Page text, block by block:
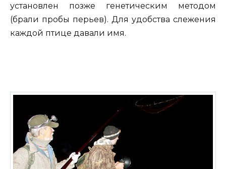
установлен позже генетическим методом
(брали пробы перьев). Для удобства слежения
каждой птице давали имя.